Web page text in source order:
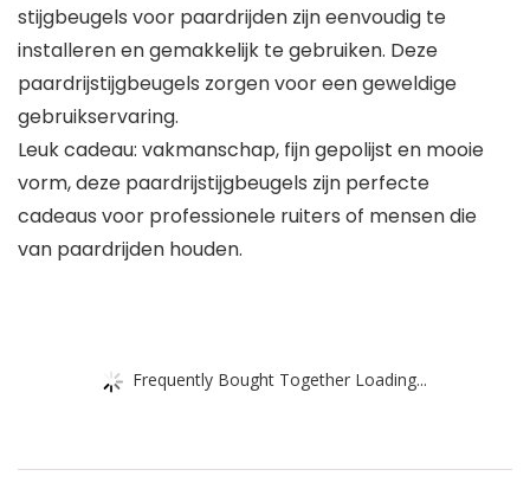
stijgbeugels voor paardrijden zijn eenvoudig te
installeren en gemakkelijk te gebruiken. Deze
paardrijstijgbeugels zorgen voor een geweldige
gebruikservaring.
Leuk cadeau: vakmanschap, fijn gepolijst en mooie
vorm, deze paardrijstijgbeugels zijn perfecte
cadeaus voor professionele ruiters of mensen die
van paardrijden houden.
Frequently Bought Together Loading...